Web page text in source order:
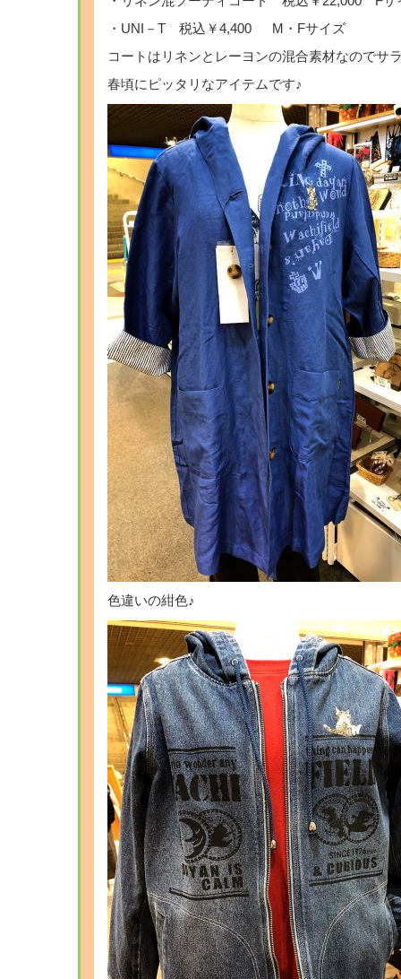
・UNI－T 税込￥4,400 M・Fサイズ
コートはリネンとレーヨンの混合素材なのでサ
春頃にピッタリなアイテムです♪
色違いの紺色♪